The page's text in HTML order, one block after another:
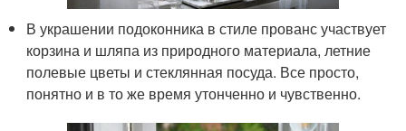
В украшении подоконника в стиле прованс участвует
корзина и шляпа из природного материала, летние
полевые цветы и стеклянная посуда. Все просто,
понятно и в то же время утонченно и чувственно.